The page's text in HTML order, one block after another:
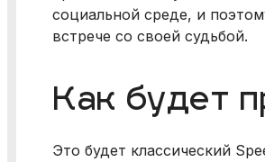
социальной среде, и
встрече со своей судьбой.
Как будет
Это будет классический